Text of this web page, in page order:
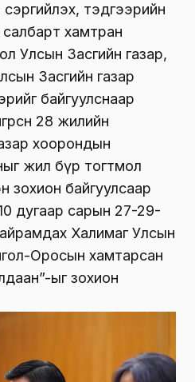
тэдгээрийн
салбарт хамтран
Улсын Засгийн газар,
Засгийн газар
байгуулснаар
28 жилийн
хоорондын
жил бүр тогтмол
зохион байгуулсаар
10 дугаар сарын 27-29-
Халимаг Улсын
Оросын хамтарсан
ыг зохион